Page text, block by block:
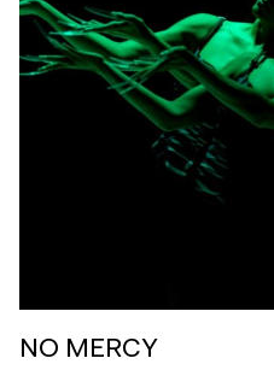
NO MERCY